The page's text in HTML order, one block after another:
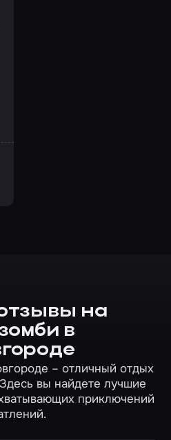
на
в
– отличный отдых
вы найдете лучшие
приключений